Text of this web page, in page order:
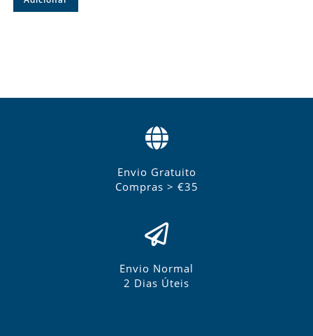
Envio Gratuito
Compras > €35
Envio Normal
2 Dias Úteis